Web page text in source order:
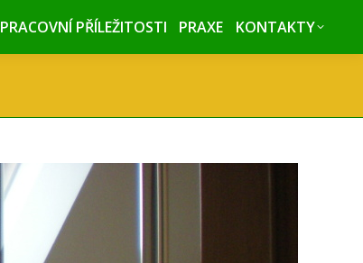
PRACOVNÍ PŘÍLEŽITOSTI PRAXE KONTAKTY
PRACOVNÍ PŘÍLEŽITOSTI PRAXE KONTAKTY